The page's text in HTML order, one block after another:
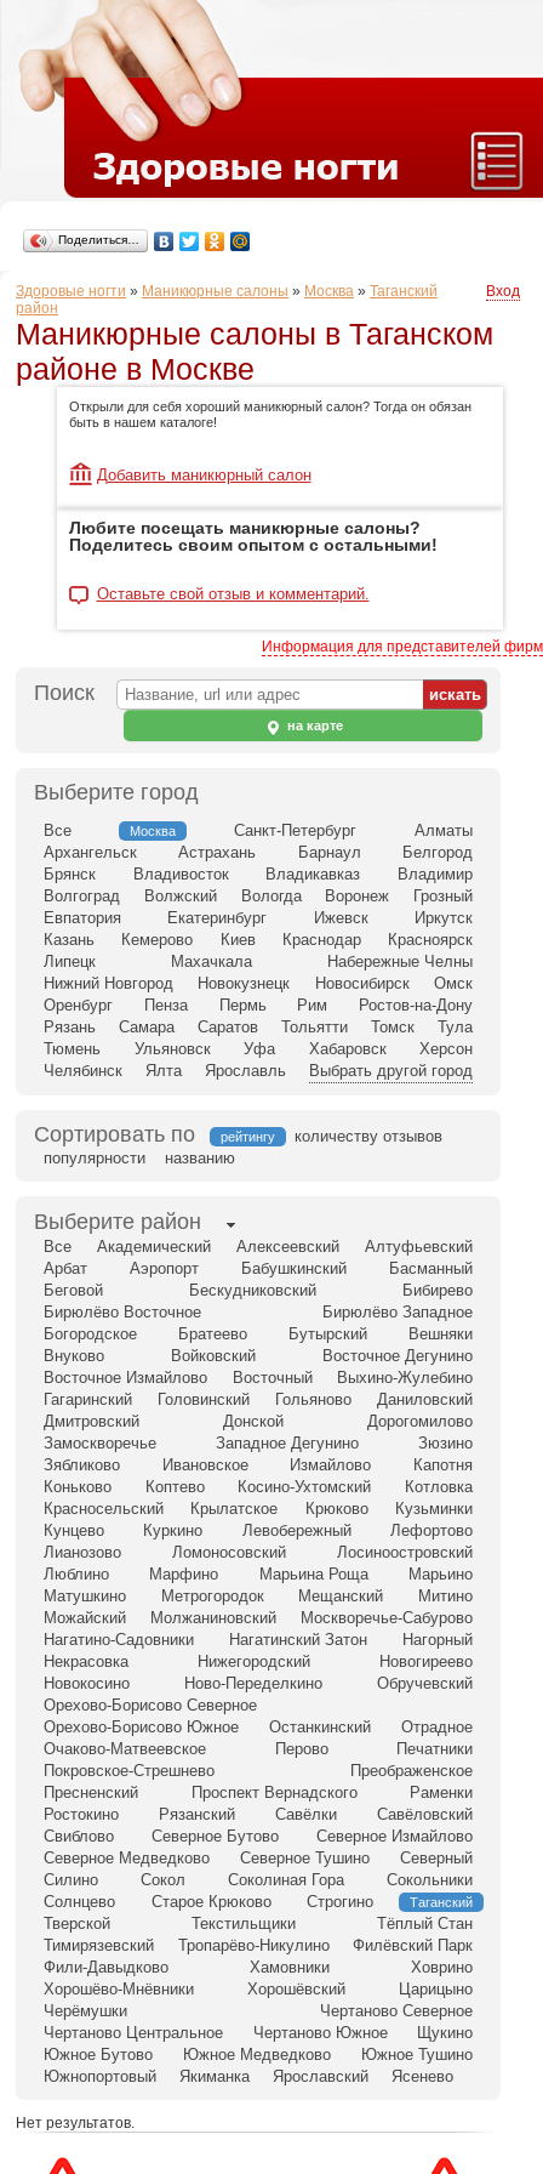
Поделиться…
Здоровые ногти » Маникюрные салоны » Москва » Таганский
район
Вход
Маникюрные салоны в Таганском
районе в Москве
Открыли для себя хороший маникюрный салон? Тогда он обязан
быть в нашем каталоге!
Добавить маникюрный салон
Любите посещать маникюрные салоны?
Поделитесь своим опытом с остальными!
Оставьте свой отзыв и комментарий.
Информация для представителей фирм
Поиск
на карте
Выберите город
Все Москва Санкт-Петербург
Алматы
Архангельск
Астрахань Барнаул
Белгород
Брянск
Владивосток Владикавказ
Владимир
Волгоград
Волжский Вологда Воронеж
Грозный
Евпатория
Екатеринбург Ижевск
Иркутск
Казань
Кемерово Киев Краснодар
Красноярск
Липецк
Махачкала
Набережные Челны
Нижний Новгород
Новокузнецк Новосибирск
Омск
Оренбург
Пенза Пермь Рим
Ростов-на-Дону
Рязань
Самара Саратов Тольятти Томск
Тула
Тюмень
Ульяновск Уфа Хабаровск
Херсон
Челябинск
Ялта Ярославль Выбрать другой город
Сортировать по рейтингу
количеству отзывов
популярности
названию
Выберите район
Все Академический Алексеевский
Алтуфьевский
Арбат
Аэропорт Бабушкинский
Басманный
Беговой
Бескудниковский
Бибирево
Бирюлёво Восточное
Бирюлёво Западное
Богородское
Братеево Бутырский
Вешняки
Внуково
Войковский
Восточное Дегунино
Восточное Измайлово
Восточный
Выхино-Жулебино
Гагаринский
Головинский Гольяново
Даниловский
Дмитровский
Донской
Дорогомилово
Замоскворечье
Западное Дегунино
Зюзино
Зябликово
Ивановское Измайлово
Капотня
Коньково
Коптево Косино-Ухтомский
Котловка
Красносельский
Крылатское Крюково
Кузьминки
Кунцево
Куркино Левобережный
Лефортово
Лианозово
Ломоносовский
Лосиноостровский
Люблино
Марфино Марьина Роща
Марьино
Матушкино
Метрогородок Мещанский
Митино
Можайский
Молжаниновский
Москворечье-Сабурово
Нагатино-Садовники
Нагатинский Затон
Нагорный
Некрасовка
Нижегородский
Новогиреево
Новокосино
Ново-Переделкино
Обручевский
Орехово-Борисово Северное
Орехово-Борисово Южное
Останкинский
Отрадное
Очаково-Матвеевское
Перово
Печатники
Покровское-Стрешнево
Преображенское
Пресненский
Проспект Вернадского
Раменки
Ростокино
Рязанский Савёлки
Савёловский
Свиблово
Северное Бутово
Северное Измайлово
Северное Медведково
Северное Тушино
Северный
Силино
Сокол Соколиная Гора
Сокольники
Солнцево
Старое Крюково Строгино Таганский
Тверской Текстильщики
Тёплый Стан
Тимирязевский
Тропарёво-Никулино
Филёвский Парк
Фили-Давыдково
Хамовники
Ховрино
Хорошёво-Мнёвники
Хорошёвский
Царицыно
Черёмушки
Чертаново Северное
Чертаново Центральное
Чертаново Южное
Щукино
Южное Бутово
Южное Медведково
Южное Тушино
Южнопортовый
Якиманка Ярославский Ясенево
Нет результатов.